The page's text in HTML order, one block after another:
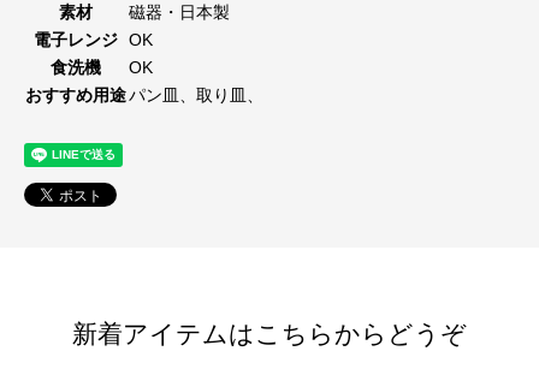
素材
磁器・日本製
電子レンジ OK
食洗機
OK
おすすめ用途パン皿、取り皿、
新着アイテムはこちらからどうぞ